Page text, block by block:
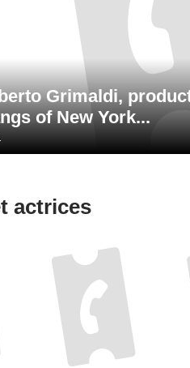
Grimaldi,
of New York...
actrices